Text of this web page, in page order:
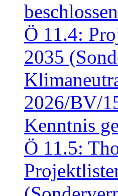
beschlossen
Ö 11.4:
2035
2026/BV/
Kenntnis
Ö 11.5: